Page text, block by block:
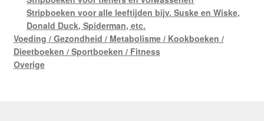
Stripboeken voor alle leeftijden bijv. Suske en Wiske,
Donald Duck, Spiderman, etc.
Voeding / Gezondheid / Metabolisme / Kookboeken /
Dieetboeken / Sportboeken / Fitness
Overige